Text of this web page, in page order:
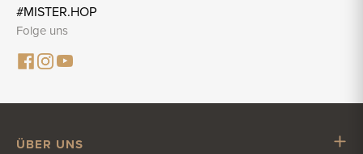
#MISTER.HOP
Folge uns
ÜBER UNS